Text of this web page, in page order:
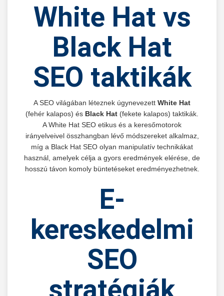
White Hat vs
Black Hat
SEO taktikák
A SEO világában léteznek úgynevezett White Hat
(fehér kalapos) és Black Hat (fekete kalapos) taktikák.
A White Hat SEO etikus és a keresőmotorok
irányelveivel összhangban lévő módszereket alkalmaz,
míg a Black Hat SEO olyan manipulatív technikákat
használ, amelyek célja a gyors eredmények elérése, de
hosszú távon komoly büntetéseket eredményezhetnek.
E-
kereskedelmi
SEO
stratégiák